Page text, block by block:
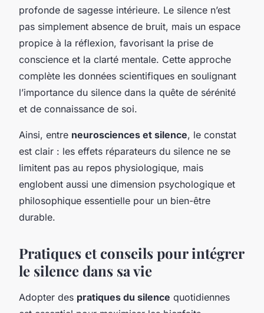
profonde de sagesse intérieure. Le silence n’est
pas simplement absence de bruit, mais un espace
propice à la réflexion, favorisant la prise de
conscience et la clarté mentale. Cette approche
complète les données scientifiques en soulignant
l’importance du silence dans la quête de sérénité
et de connaissance de soi.
Ainsi, entre neurosciences et silence, le constat
est clair : les effets réparateurs du silence ne se
limitent pas au repos physiologique, mais
englobent aussi une dimension psychologique et
philosophique essentielle pour un bien-être
durable.
Pratiques et conseils pour intégrer
le silence dans sa vie
Adopter des pratiques du silence quotidiennes